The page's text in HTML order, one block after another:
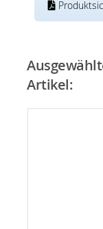
Artikel: